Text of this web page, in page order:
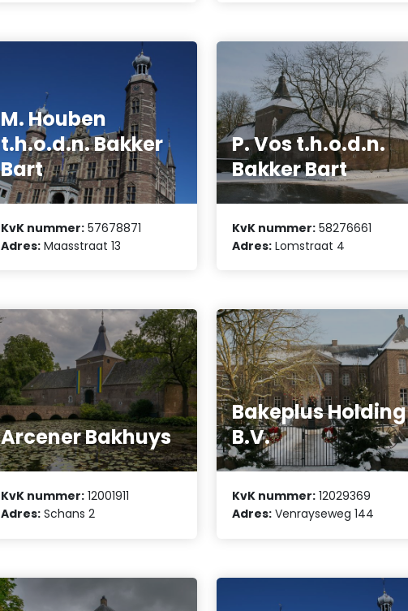
M. Houben
t.h.o.d.n. Bakker
Bart
KvK nummer: 57678871
Adres: Maasstraat 13
P. Vos t.h.o.d.n.
Bakker Bart
KvK nummer: 58276661
Adres: Lomstraat 4
Arcener Bakhuys
KvK nummer: 12001911
Adres: Schans 2
Bakeplus Holding
B.V.
KvK nummer: 12029369
Adres: Venrayseweg 144